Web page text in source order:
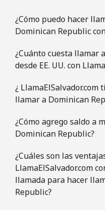
¿Cómo puedo hacer
Dominican Republic
¿Cuánto cuesta llamar
desde EE. UU. con
¿
llamar a Dominican
¿Cómo agrego saldo a
Dominican Republic?
¿Cuáles son las
LlamaElSalvador.com
llamada para hacer
Republic?